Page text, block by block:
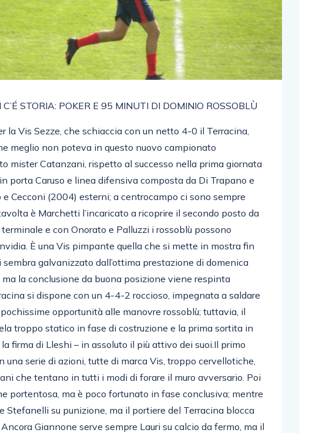
STORIA: POKER E 95 MINUTI DI DOMINIO ROSSOBLÙ
la Vis Sezze, che schiaccia con un netto 4-0 il Terracina,
meglio non poteva in questo nuovo campionato
mister Catanzani, rispetto al successo nella prima giornata
porta Caruso e linea difensiva composta da Di Trapano e
e Cecconi (2004) esterni; a centrocampo ci sono sempre
è Marchetti l’incaricato a ricoprire il secondo posto da
e con Onorato e Palluzzi i rossoblù possono
È una Vis pimpante quella che si mette in mostra fin
galvanizzato dall’ottima prestazione di domenica
la conclusione da buona posizione viene respinta
si dispone con un 4-4-2 roccioso, impegnata a saldare
opportunità alle manovre rossoblù; tuttavia, il
troppo statico in fase di costruzione e la prima sortita in
firma di Lleshi – in assoluto il più attivo dei suoi.Il primo
serie di azioni, tutte di marca Vis, troppo cervellotiche,
che tentano in tutti i modi di forare il muro avversario. Poi
portentosa, ma è poco fortunato in fase conclusiva; mentre
Stefanelli su punizione, ma il portiere del Terracina blocca
Giannone serve sempre Lauri su calcio da fermo, ma il